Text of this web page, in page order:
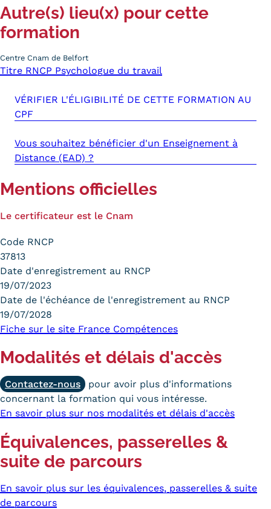
Autre(s) lieu(x) pour cette
formation
Centre Cnam de Belfort
Titre RNCP Psychologue du travail
VÉRIFIER L'ÉLIGIBILITÉ DE CETTE FORMATION AU
CPF
Vous souhaitez bénéficier d'un Enseignement à
Distance (EAD) ?
Mentions officielles
Le certificateur est le Cnam
Code RNCP
37813
Date d'enregistrement au RNCP
19/07/2023
Date de l'échéance de l'enregistrement au RNCP
19/07/2028
Fiche sur le site France Compétences
Modalités et délais d'accès
Contactez-nous
pour avoir plus d'informations
concernant la formation qui vous intéresse.
En savoir plus sur nos modalités et délais d'accès
Équivalences, passerelles &
suite de parcours
En savoir plus sur les équivalences, passerelles & suite
de parcours